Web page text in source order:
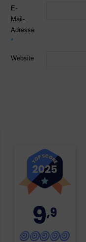
E-
Mail-
Adresse
*
Website
9,9